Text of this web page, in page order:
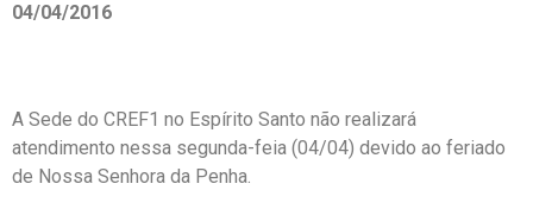
04/04/2016
A Sede do CREF1 no Espírito Santo não realizará
atendimento nessa segunda-feia (04/04) devido ao feriado
de Nossa Senhora da Penha.